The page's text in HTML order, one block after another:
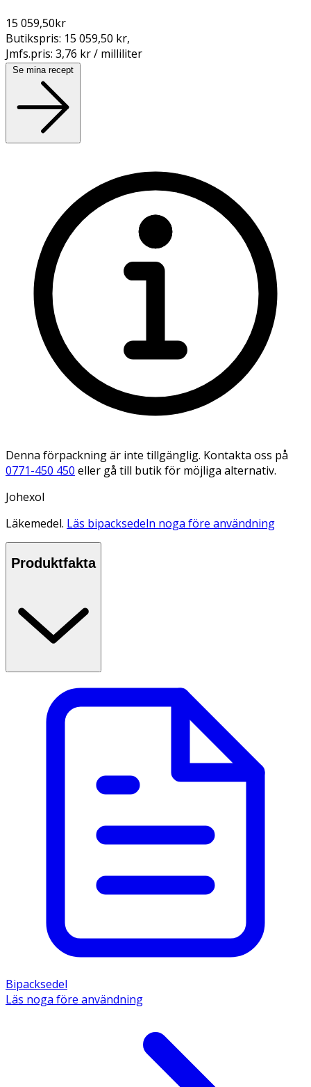
15 059,50kr
Butikspris: 15 059,50 kr,
Jmfs.pris: 3,76 kr / milliliter
Se mina recept
Denna förpackning är inte tillgänglig. Kontakta oss på
0771-450 450 eller gå till butik för möjliga alternativ.
Johexol
Läkemedel. Läs bipacksedeln noga före användning
Produktfakta
Bipacksedel
Läs noga före användning